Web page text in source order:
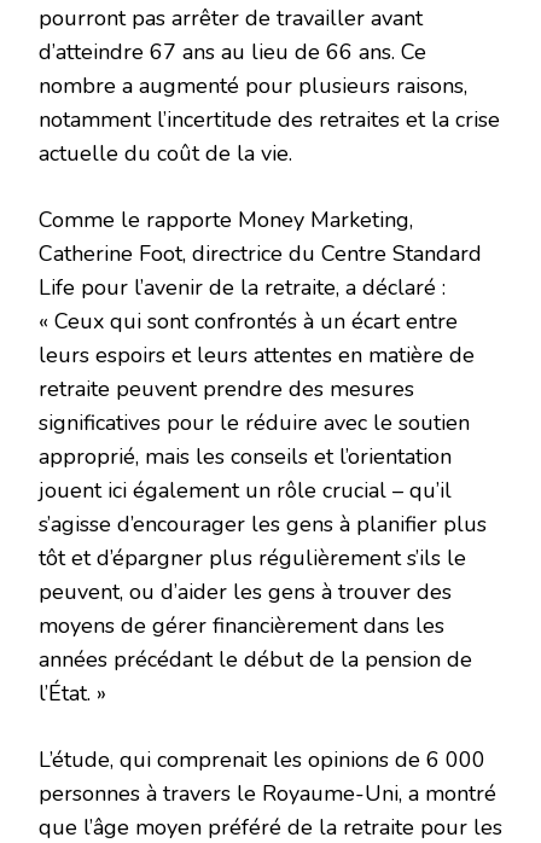
pourront pas arrêter de travailler avant
d’atteindre 67 ans au lieu de 66 ans. Ce
nombre a augmenté pour plusieurs raisons,
notamment l’incertitude des retraites et la crise
actuelle du coût de la vie.
Comme le rapporte Money Marketing,
Catherine Foot, directrice du Centre Standard
Life pour l’avenir de la retraite, a déclaré :
« Ceux qui sont confrontés à un écart entre
leurs espoirs et leurs attentes en matière de
retraite peuvent prendre des mesures
significatives pour le réduire avec le soutien
approprié, mais les conseils et l’orientation
jouent ici également un rôle crucial – qu’il
s’agisse d’encourager les gens à planifier plus
tôt et d’épargner plus régulièrement s’ils le
peuvent, ou d’aider les gens à trouver des
moyens de gérer financièrement dans les
années précédant le début de la pension de
l’État. »
L’étude, qui comprenait les opinions de 6 000
personnes à travers le Royaume-Uni, a montré
que l’âge moyen préféré de la retraite pour les